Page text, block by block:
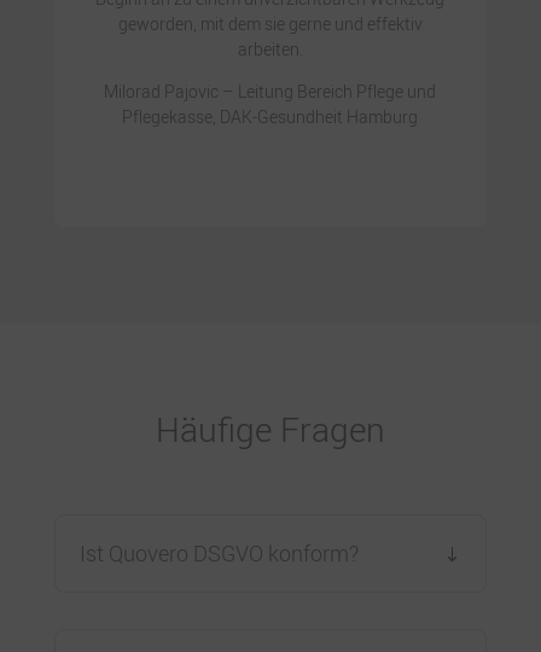
geworden, mit dem sie gerne und effektiv
arbeiten.
Milorad Pajovic – Leitung Bereich Pflege und
Pflegekasse, DAK-Gesundheit Hamburg
Häufige Fragen
Ist Quovero DSGVO konform?